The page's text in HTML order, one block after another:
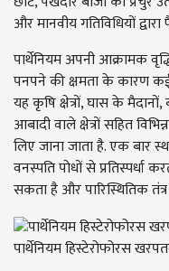
और मानवीय गतिविधियों
पार्थेनियम अपनी आक्रामक
पनपने की क्षमता के कारण
यह कृषि क्षेत्रों, घास के
आबादी वाले क्षेत्रों सहित
लिए जाना जाता है. एक बार
वनस्पति पोधों से प्रतिस्पर्धा
सकता है और पारिस्थितिक
पार्थेनियम हिस्टेरोफोरस